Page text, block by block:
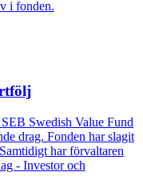
i fonden.
Swedish Value Fund
drag. Fonden har slagit
har förvaltaren
- Investor och